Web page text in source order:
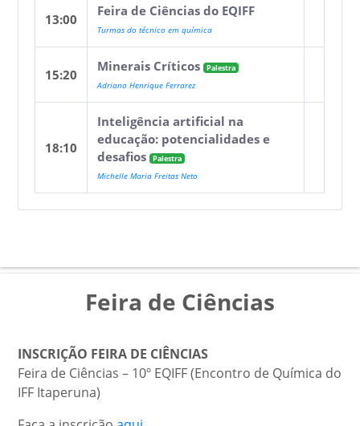
13:00
Feira de Ciências do EQIFF
Turmas do técnico em química
15:20
Minerais Críticos Palestra
Adriano Henrique Ferrarez
18:10
Inteligência artificial na
educação: potencialidades e
desafios Palestra
Michelle Maria Freitas Neto
Feira de Ciências
INSCRIÇÃO FEIRA DE CIÊNCIAS
Feira de Ciências – 10º EQIFF (Encontro de Química do
IFF Itaperuna)